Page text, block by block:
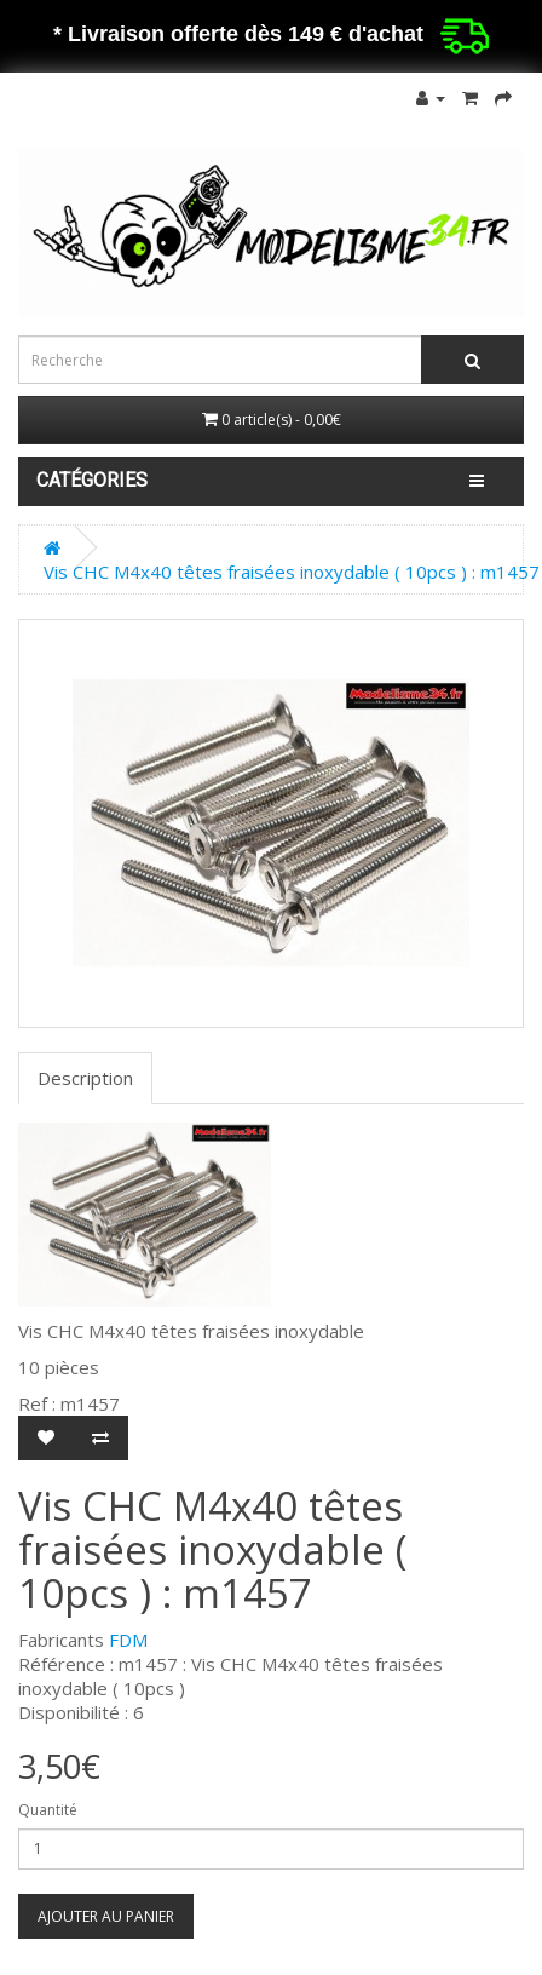
* Livraison offerte dès 149 € d'achat
0 article(s) - 0,00€
CATÉGORIES
Vis CHC M4x40 têtes fraisées inoxydable ( 10pcs ) : m1457
Description
Vis CHC M4x40 têtes fraisées inoxydable
10 pièces
Ref : m1457
Vis CHC M4x40 têtes
fraisées inoxydable (
10pcs ) : m1457
Fabricants FDM
Référence : m1457 : Vis CHC M4x40 têtes fraisées
inoxydable ( 10pcs )
Disponibilité : 6
3,50€
Quantité
AJOUTER AU PANIER